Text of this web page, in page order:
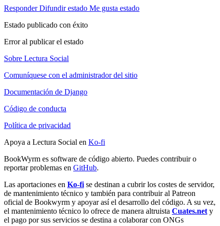
Responder Difundir estado Me gusta estado
Estado publicado con éxito
Error al publicar el estado
Sobre Lectura Social
Comuníquese con el administrador del sitio
Documentación de Django
Código de conducta
Política de privacidad
Apoya a Lectura Social en Ko-fi
BookWyrm es software de código abierto. Puedes contribuir o
reportar problemas en GitHub.
Las aportaciones en Ko-fi se destinan a cubrir los costes de servidor,
de mantenimiento técnico y también para contribuir al Patreon
oficial de Bookwyrm y apoyar así el desarrollo del código. A su vez,
el mantenimiento técnico lo ofrece de manera altruista Cuates.net y
el pago por sus servicios se destina a colaborar con ONGs